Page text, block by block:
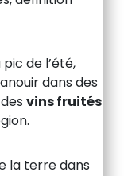
de l’été,
dans des
vins fruités
la terre dans